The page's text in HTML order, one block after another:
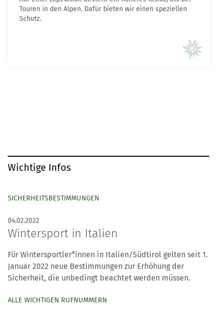
Touren in den Alpen. Dafür bieten wir einen speziellen
Schutz.
Wichtige Infos
SICHERHEITSBESTIMMUNGEN
04.02.2022
Wintersport in Italien
Für Wintersportler*innen in Italien/Südtirol gelten seit 1.
Januar 2022 neue Bestimmungen zur Erhöhung der
Sicherheit, die unbedingt beachtet werden müssen.
ALLE WICHTIGEN RUFNUMMERN